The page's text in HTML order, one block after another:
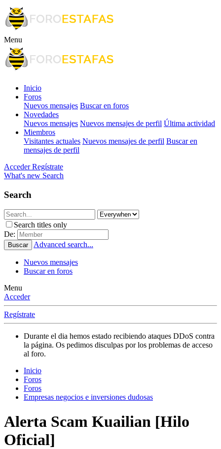
Menu
Inicio
Foros
Nuevos mensajes Buscar en foros
Novedades
Nuevos mensajes Nuevos mensajes de perfil Última actividad
Miembros
Visitantes actuales Nuevos mensajes de perfil Buscar en
mensajes de perfil
Acceder Regístrate
What's new Search
Search
Search titles only
De:
Buscar Advanced search...
Nuevos mensajes
Buscar en foros
Menu
Acceder
Regístrate
Durante el dia hemos estado recibiendo ataques DDoS contra
la página. Os pedimos disculpas por los problemas de acceso
al foro.
Inicio
Foros
Foros
Empresas negocios e inversiones dudosas
Alerta Scam Kuailian [Hilo
Oficial]